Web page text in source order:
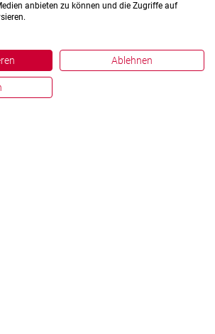
anbieten zu können und die Zugriffe auf
Ablehnen